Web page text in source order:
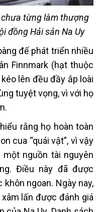
từng làm thượng
đồng Hải sản Na Uy
đế phát triển nhiều
Finnmark (hạt thuộc
lên đều đầy ắp loài
tuyệt vọng, vì với họ
rằng họ hoàn toàn
cua “quái vật”, vì vậy
nguồn tài nguyên
Điều này đã được
ngoan. Ngày nay,
lấn được đánh giá